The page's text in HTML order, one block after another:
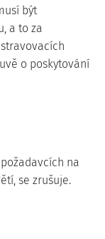
být
a to za
o poskytování
na
se zrušuje.